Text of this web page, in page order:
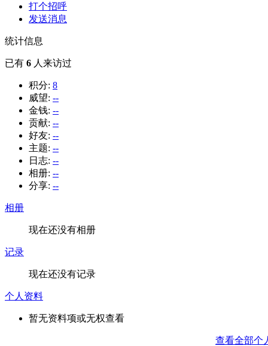
打个招呼
发送消息
统计信息
已有 6 人来访过
积分: 8
威望: --
金钱: --
贡献: --
好友: --
主题: --
日志: --
相册: --
分享: --
相册
现在还没有相册
记录
现在还没有记录
个人资料
暂无资料项或无权查看
查看全部个